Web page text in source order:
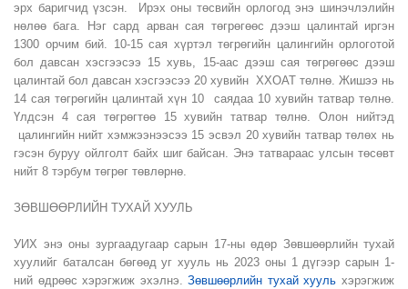
эрх баригчид үзсэн. Ирэх оны төсвийн орлогод энэ шинэчлэлийн
нөлөө бага. Нэг сард арван сая төгрөгөөс дээш цалинтай иргэн
1300 орчим бий. 10-15 сая хүртэл төгрөгийн цалингийн орлоготой
бол давсан хэсгээсээ 15 хувь, 15-аас дээш сая төгрөгөөс дээш
цалинтай бол давсан хэсгээсээ 20 хувийн ХХОАТ төлнө. Жишээ нь
14 сая төгрөгийн цалинтай хүн 10 саядаа 10 хувийн татвар төлнө.
Үлдсэн 4 сая төгрөгтөө 15 хувийн татвар төлнө. Олон нийтэд
цалингийн нийт хэмжээнээсээ 15 эсвэл 20 хувийн татвар төлөх нь
гэсэн буруу ойлголт байх шиг байсан. Энэ татвараас улсын төсөвт
нийт 8 тэрбум төгрөг төвлөрнө.
ЗӨВШӨӨРЛИЙН ТУХАЙ ХУУЛЬ
УИХ энэ оны зургаадугаар сарын 17-ны өдөр Зөвшөөрлийн тухай
хуулийг баталсан бөгөөд уг хууль нь 2023 оны 1 дүгээр сарын 1-
ний өдрөөс хэрэгжиж эхэлнэ.Зөвшөөрлийн тухай хууль хэрэгжиж